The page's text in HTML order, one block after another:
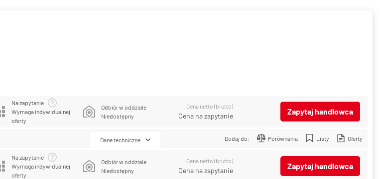
Na zapytanie
Wymaga indywidualnej
oferty
Odbiór w oddziale
Niedostępny
Cena netto (brutto)
Cena na zapytanie Zapytaj handlowca
Dodaj do: Porównania Listy Oferty
Dane techniczne
Na zapytanie
Wymaga indywidualnej
oferty
Odbiór w oddziale
Niedostępny
Cena netto (brutto)
Cena na zapytanie Zapytaj handlowca